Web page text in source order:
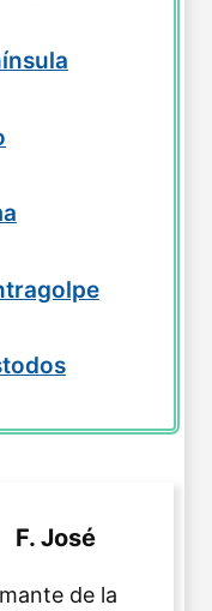
F. José
de la